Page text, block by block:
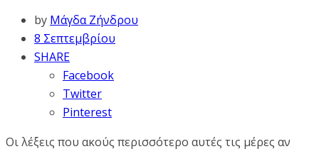
by Μάγδα Ζήνδρου
8 Σεπτεμβρίου
SHARE
Facebook
Twitter
Pinterest
Οι λέξεις που ακούς περισσότερο αυτές τις μέρες αν